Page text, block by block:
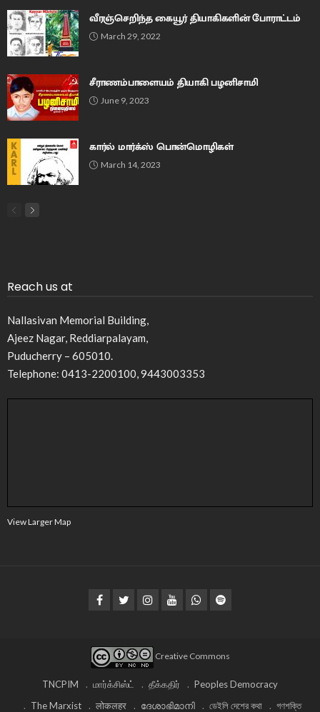
வீரஞ்செறிந்த கையூர் தியாகிகளின் போராட்டம்
March 29, 2022
சீராணம்பாளையம் தியாகி பழனிசாமி
June 9, 2023
கார்ல் மார்க்ஸ் பொன்மொழிகள்
March 14, 2023
Reach us at
Nallasivan Memorial Building,
Ajeez Nagar, Reddiarpalayam,
Puducherry – 605010.
Telephone: 0413-2200100, 9443003353
View Larger Map
Creative Commons
TNCPIM மார்க்சிஸ்ட் தீக்கதிர்
Peoples Democracy
The Marxist
लोकलहर ദേശാഭിമാനി ডেইলি দেশের কথা গণশক্তি